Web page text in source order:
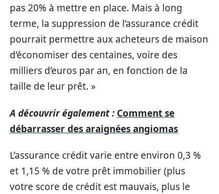
pas 20% à mettre en place. Mais à long
terme, la suppression de l’assurance crédit
pourrait permettre aux acheteurs de maison
d’économiser des centaines, voire des
milliers d’euros par an, en fonction de la
taille de leur prêt. »
A découvrir également : Comment se
débarrasser des araignées angiomas
L’assurance crédit varie entre environ 0,3 %
et 1,15 % de votre prêt immobilier (plus
votre score de crédit est mauvais, plus le